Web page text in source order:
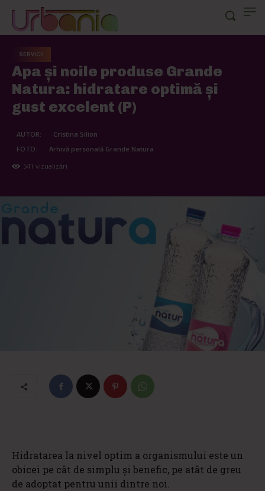
SERVICII
Apa și noile produse Grande
Natura: hidratare optimă și
gust excelent (P)
AUTOR:
Cristina Silion
FOTO:
Arhivă personală Grande Natura
541 vizualizări
Hidratarea la nivel optim a organismului este un
obicei pe cât de simplu și benefic, pe atât de greu
de adoptat pentru unii dintre noi.